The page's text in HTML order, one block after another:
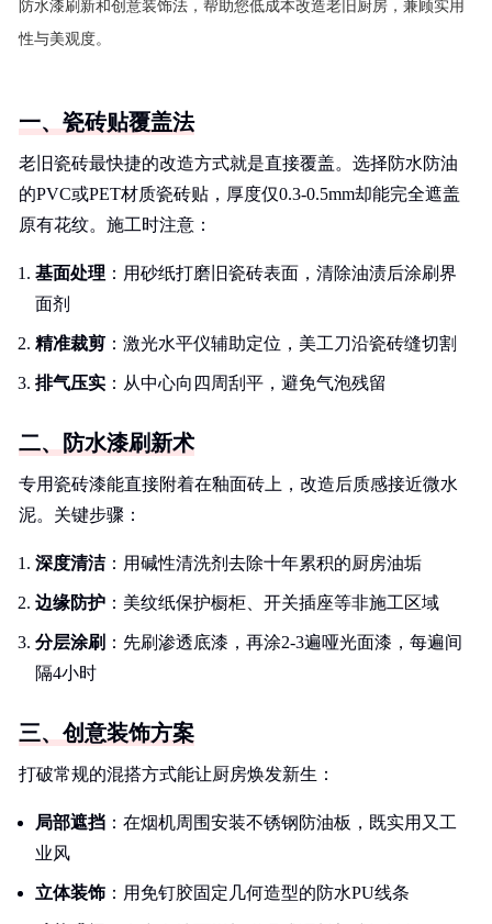
防水漆刷新和创意装饰法，帮助您低成本改造老旧厨房，兼顾实用
性与美观度。
一、瓷砖贴覆盖法
老旧瓷砖最快捷的改造方式就是直接覆盖。选择防水防油
的PVC或PET材质瓷砖贴，厚度仅0.3-0.5mm却能完全遮盖
原有花纹。施工时注意：
基面处理 ：用砂纸打磨旧瓷砖表面，清除油渍后涂刷界
面剂
精准裁剪 ：激光水平仪辅助定位，美工刀沿瓷砖缝切割
排气压实 ：从中心向四周刮平，避免气泡残留
二、防水漆刷新术
专用瓷砖漆能直接附着在釉面砖上，改造后质感接近微水
泥。关键步骤：
深度清洁：用碱性清洗剂去除十年累积的厨房油垢
边缘防护 ：美纹纸保护橱柜、开关插座等非施工区域
分层涂刷 ：先刷渗透底漆，再涂2-3遍哑光面漆，每遍间
隔4小时
三、创意装饰方案
打破常规的混搭方式能让厨房焕发新生：
局部遮挡 ：在烟机周围安装不锈钢防油板，既实用又工
业风
立体装饰 ：用免钉胶固定几何造型的防水PU线条